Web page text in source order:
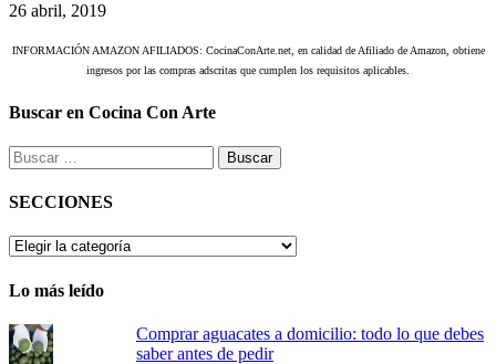
26 abril, 2019
INFORMACIÓN AMAZON AFILIADOS: CocinaConArte.net, en calidad de Afiliado de Amazon, obtiene
ingresos por las compras adscritas que cumplen los requisitos aplicables.
Buscar en Cocina Con Arte
Buscar:
SECCIONES
SECCIONES
Lo más leído
Comprar aguacates a domicilio: todo lo que debes
saber antes de pedir